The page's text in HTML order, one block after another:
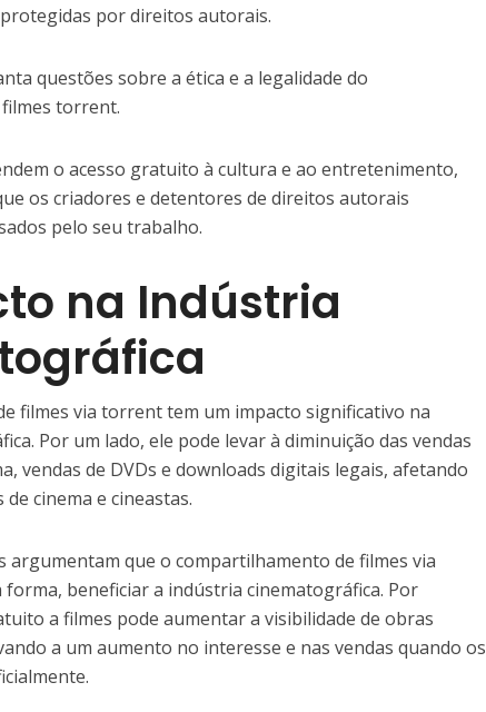
por direitos autorais.
questões sobre a ética e a legalidade do
torrent.
o acesso gratuito à cultura e ao entretenimento,
os criadores e detentores de direitos autorais
pelo seu trabalho.
na Indústria
filmes via torrent tem um impacto significativo na
Por um lado, ele pode levar à diminuição das vendas
vendas de DVDs e downloads digitais legais, afetando
cinema e cineastas.
argumentam que o compartilhamento de filmes via
beneficiar a indústria cinematográfica. Por
a filmes pode aumentar a visibilidade de obras
a um aumento no interesse e nas vendas quando os